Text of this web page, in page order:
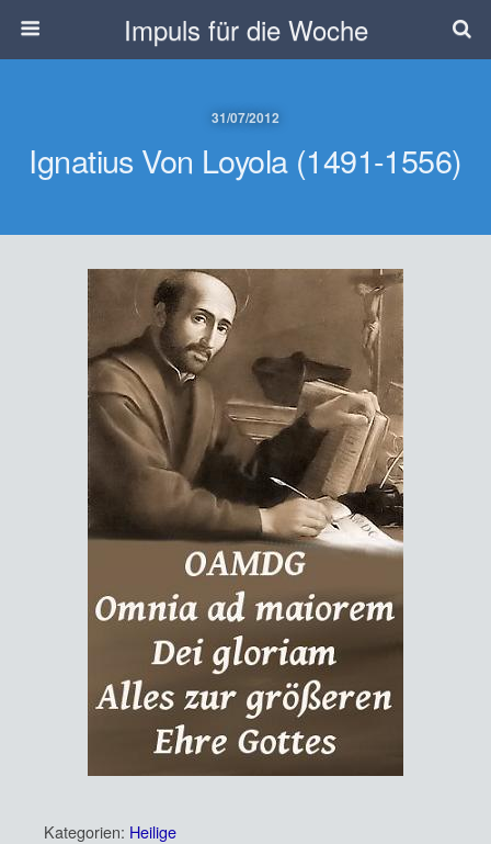
Impuls für die Woche
31/07/2012
Ignatius Von Loyola (1491-1556)
Kategorien: Heilige